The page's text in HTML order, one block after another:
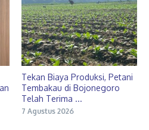
Tekan Biaya Produksi, Petani
Tembakau di Bojonegoro
Telah Terima ...
7 Agustus 2026